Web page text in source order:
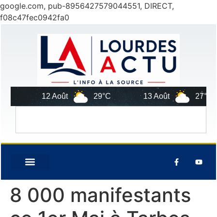
google.com, pub-8956427579044551, DIRECT,
f08c47fec0942fa0
12 Août 29°C 13 Août 27°C
8 000 manifestants